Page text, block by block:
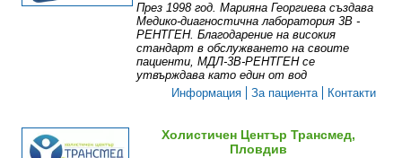
През 1998 год. Марияна Георгиева създава
Медико-диагностична лаборатория 3В -
РЕНТГЕН. Благодарение на високия
стандарт в обслужването на своите
пациенти, МДЛ-3В-РЕНТГЕН се
утвърждава като един от вод
Информация
За пациента Контакти
Холистичен Център Трансмед,
Пловдив